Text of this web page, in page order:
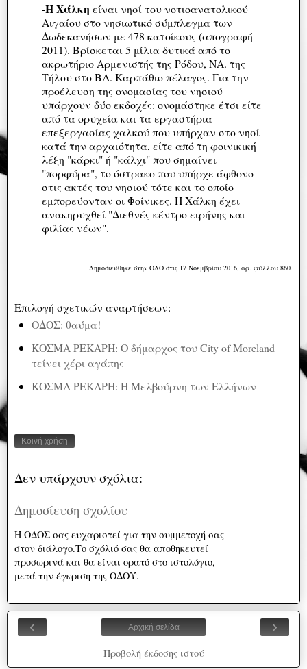
-Η Χάλκη είναι νησί του νοτιοανατολικού
Αιγαίου στο νησιωτικό σύμπλεγμα των
Δωδεκανήσων με 478 κατοίκους (απογραφή
2011). Βρίσκεται 5 μίλια δυτικά από το
ακρωτήριο Αρμενιστής της Ρόδου, ΝΑ. της
Τήλου στο ΒΑ. Καρπάθιο πέλαγος. Για την
προέλευση της ονομασίας του νησιού
υπάρχουν δύο εκδοχές: ονομάστηκε έτσι είτε
από τα ορυχεία και τα εργαστήρια
επεξεργασίας χαλκού που υπήρχαν στο νησί
κατά την αρχαιότητα, είτε από τη φοινικική
λέξη "κάρκι" ή "κάλχι" που σημαίνει
"πορφύρα", το όστρακο που υπήρχε άφθονο
στις ακτές του νησιού τότε και το οποίο
εμπορεύονταν οι Φοίνικες. Η Χάλκη έχει
ανακηρυχθεί "Διεθνές κέντρο ειρήνης και
φιλίας νέων".
Δημοσιεύθηκε στην ΟΔΟ στις 17 Νοεμβρίου 2016, αρ. φύλλου 860.
Επιλογή σχετικών αναρτήσεων:
ΟΔΟΣ: θαύμα!
ΚΟΣΜΑ ΡΕΚΑΡΗ: Ο δήμαρχος του City of Moreland
τείνει χέρι αγάπης
ΚΟΣΜΑ ΡΕΚΑΡΗ: Η Μελβούρνη των Ελλήνων
Κοινή χρήση
Δεν υπάρχουν σχόλια:
Δημοσίευση σχολίου
Η ΟΔΟΣ σας ευχαριστεί για την συμμετοχή σας
στον διάλογο.Το σχόλιό σας θα αποθηκευτεί
προσωρινά και θα είναι ορατό στο ιστολόγιο,
μετά την έγκριση της ΟΔΟΥ.
‹ ›
Αρχική σελίδα
Προβολή έκδοσης ιστού